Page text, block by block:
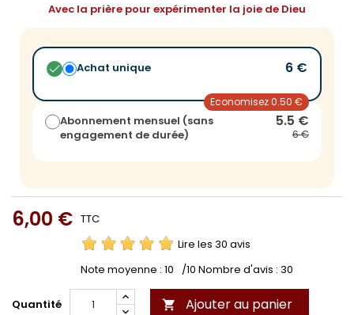
Avec la prière pour expérimenter la joie de Dieu
Achat unique 6 €
Abonnement mensuel (sans
engagement de durée)
Economisez 0.50 €
5.5 €
6 €
6,00 € TTC
Lire les 30 avis
Note moyenne : 10 /10 Nombre d'avis : 30
Quantité  Ajouter au panier